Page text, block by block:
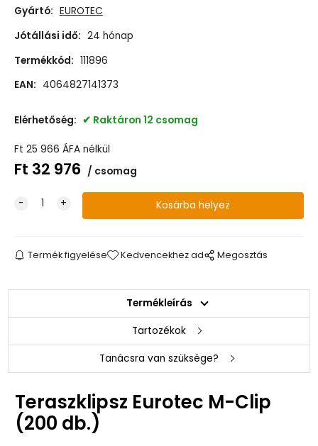
Gyártó: EUROTEC
Jótállási idő: 24 hónap
Termékkód: 111896
EAN: 4064827141373
Elérhetőség: Raktáron 12 csomag
Ft 25 966 ÁFA nélkül
Ft 32 976 csomag
Termék figyelése Kedvencekhez ad Megosztás
Termékleírás
Tartozékok
Tanácsra van szüksége?
Teraszklipsz Eurotec M-Clip
(200 db.)